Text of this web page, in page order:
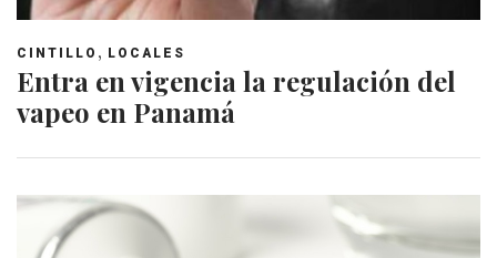
CINTILLO , LOCALES
Entra en vigencia la regulación del
vapeo en Panamá